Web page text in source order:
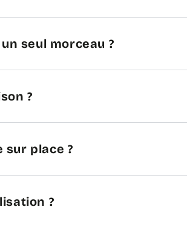
seul morceau ?
?
sur place ?
?